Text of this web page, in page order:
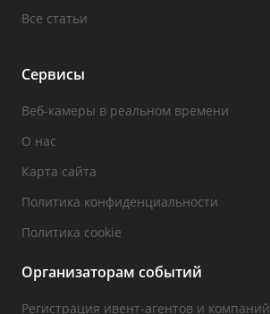
Все статьи
Сервисы
Веб-камеры в реальном времени
О нас
Карта сайта
Политика конфиденциальности
Политика cookie
Организаторам событий
Регистрация ивент-агентов и компаний